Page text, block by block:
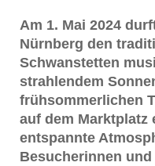
Am 1. Mai 2024
Nürnberg den
Schwanstetten
strahlendem
frühsommerlichen
auf dem Marktplatz
entspannte
Besucherinnen